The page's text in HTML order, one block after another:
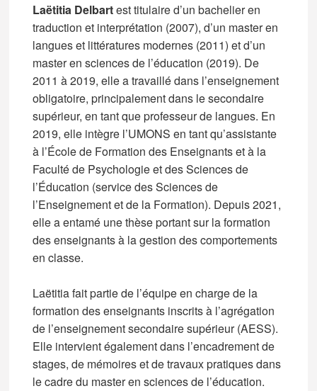
Laëtitia Delbartest titulaire d’un bachelier en
traduction et interprétation (2007), d’un master en
langues et littératures modernes (2011) et d’un
master en sciences de l’éducation (2019). De
2011 à 2019, elle a travaillé dans l’enseignement
obligatoire, principalement dans le secondaire
supérieur, en tant que professeur de langues. En
2019, elle intègre l’UMONS en tant qu’assistante
à l’École de Formation des Enseignants et à la
Faculté de Psychologie et des Sciences de
l’Éducation (service des Sciences de
l’Enseignement et de la Formation). Depuis 2021,
elle a entamé une thèse portant sur la formation
des enseignants à la gestion des comportements
en classe.
Laëtitia fait partie de l’équipe en charge de la
formation des enseignants inscrits à l’agrégation
de l’enseignement secondaire supérieur (AESS).
Elle intervient également dans l’encadrement de
stages, de mémoires et de travaux pratiques dans
le cadre du master en sciences de l’éducation.